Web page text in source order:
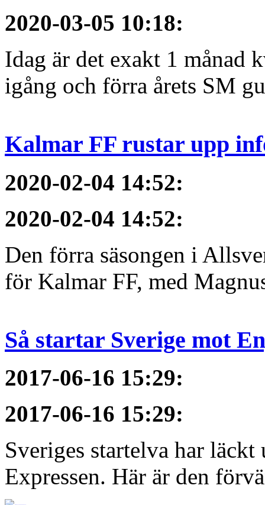
2020-03-05 10:18:
Idag är det exakt 1 månad
igång och förra årets SM
Kalmar FF rustar upp
2020-02-04 14:52:
2020-02-04 14:52:
Den förra säsongen i
för Kalmar FF, med
Så startar Sverige mot
2017-06-16 15:29:
2017-06-16 15:29:
Sveriges startelva har
Expressen. Här är den